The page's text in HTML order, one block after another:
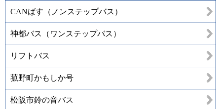
CANばす（ノンステップバス）
神都バス（ワンステップバス）
リフトバス
菰野町かもしか号
松阪市鈴の音バス